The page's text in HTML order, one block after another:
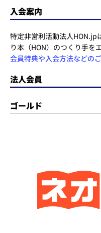
入会案内
特定非営利活動法人HON.jp
り本（HON）のつくり手を
会員特典や入会方法などの
法人会員
ゴールド